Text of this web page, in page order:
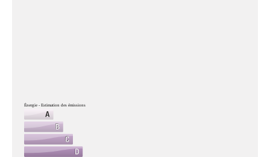
Énergie - Estimation des émissions